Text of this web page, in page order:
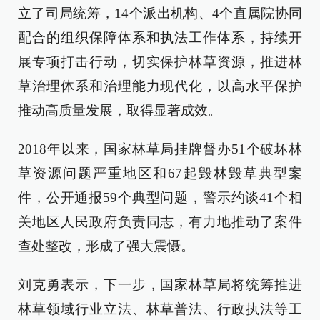
立了司局统筹，14个派出机构、4个直属院协同
配合的组织保障体系和执法工作体系，持续开
展专项打击行动，切实保护林草资源，推进林
草治理体系和治理能力现代化，以高水平保护
推动高质量发展，取得显著成效。
2018年以来，国家林草局挂牌督办51个破坏林
草资源问题严重地区和67起毁林毁草典型案
件，公开通报59个典型问题，警示约谈41个相
关地区人民政府负责同志，有力地推动了案件
查处整改，形成了强大震慑。
刘克勇表示，下一步，国家林草局将统筹推进
林草领域行业立法、林草普法、行政执法等工